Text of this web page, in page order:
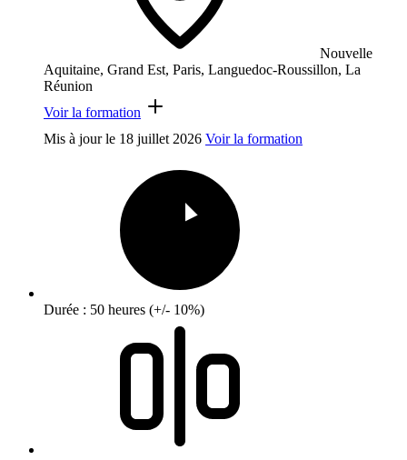
Nouvelle
Aquitaine, Grand Est, Paris, Languedoc-Roussillon, La
Réunion
Voir la formation
Mis à jour le 18 juillet 2026 Voir la formation
Durée : 50 heures (+/- 10%)